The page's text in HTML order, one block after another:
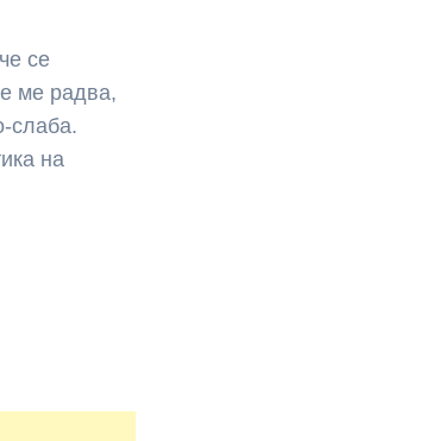
се
ме радва,
слаба.
на